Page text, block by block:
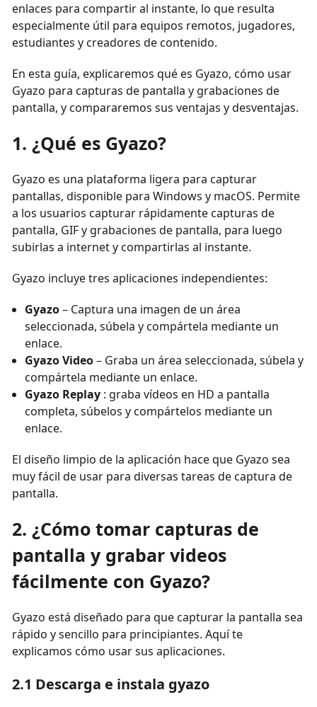
enlaces para compartir al instante, lo que resulta
especialmente útil para equipos remotos, jugadores,
estudiantes y creadores de contenido.
En esta guía, explicaremos qué es Gyazo, cómo usar
Gyazo para capturas de pantalla y grabaciones de
pantalla, y compararemos sus ventajas y desventajas.
1. ¿Qué es Gyazo?
Gyazo es una plataforma ligera para capturar
pantallas, disponible para Windows y macOS. Permite
a los usuarios capturar rápidamente capturas de
pantalla, GIF y grabaciones de pantalla, para luego
subirlas a internet y compartirlas al instante.
Gyazo incluye tres aplicaciones independientes:
Gyazo– Captura una imagen de un área
seleccionada, súbela y compártela mediante un
enlace.
Gyazo Video– Graba un área seleccionada, súbela y
compártela mediante un enlace.
Gyazo Replay : graba vídeos en HD a pantalla
completa, súbelos y compártelos mediante un
enlace.
El diseño limpio de la aplicación hace que Gyazo sea
muy fácil de usar para diversas tareas de captura de
pantalla.
2. ¿Cómo tomar capturas de
pantalla y grabar videos
fácilmente con Gyazo?
Gyazo está diseñado para que capturar la pantalla sea
rápido y sencillo para principiantes. Aquí te
explicamos cómo usar sus aplicaciones.
2.1 Descarga e instala gyazo